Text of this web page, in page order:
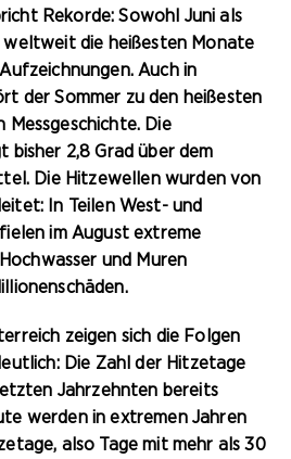
Rekorde: Sowohl Juni als
weltweit die heißesten Monate
Auch in
der Sommer zu den heißesten
Messgeschichte. Die
bisher 2,8 Grad über dem
Die Hitzewellen wurden von
In Teilen West- und
im August extreme
und Muren
zeigen sich die Folgen
Die Zahl der Hitzetage
Jahrzehnten bereits
werden in extremen Jahren
also Tage mit mehr als 30